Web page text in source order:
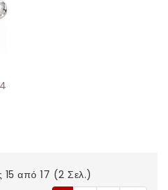
Pcs - 1,4 Χιλ
15 από 17 (2 Σελ.)